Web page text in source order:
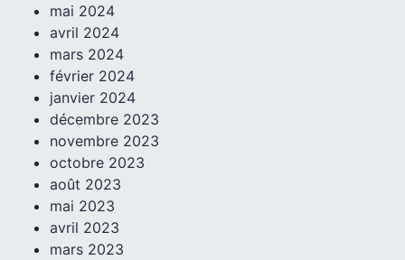
mai 2024
avril 2024
mars 2024
février 2024
janvier 2024
décembre 2023
novembre 2023
octobre 2023
août 2023
mai 2023
avril 2023
mars 2023